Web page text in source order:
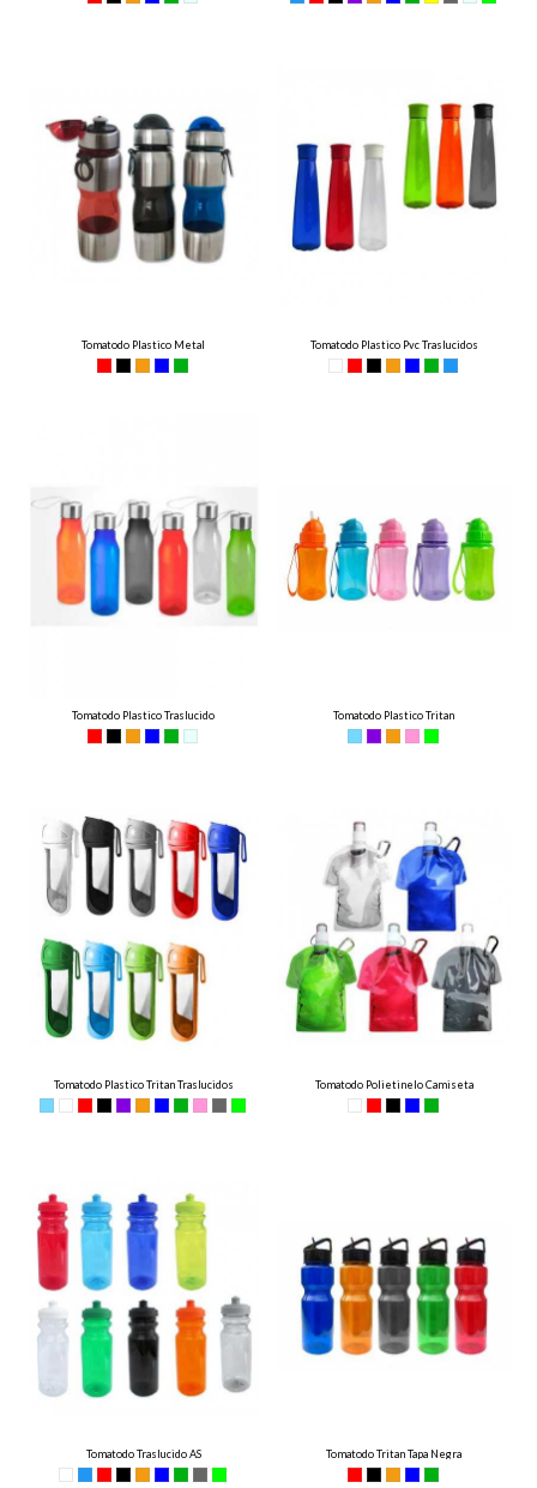
Tomatodo Plastico Metal Tomatodo Plastico Pvc Traslucidos
Tomatodo Plastico Traslucido Tomatodo Plastico Tritan
Tomatodo Plastico Tritan Traslucidos Tomatodo Polietinelo Camiseta
Tomatodo Traslucido AS Tomatodo Tritan Tapa Negra